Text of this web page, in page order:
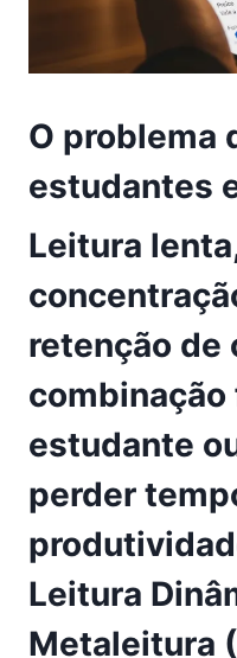
O problema
estudantes
Leitura
retenção de
estudante
perder
Leitura
Metaleitura